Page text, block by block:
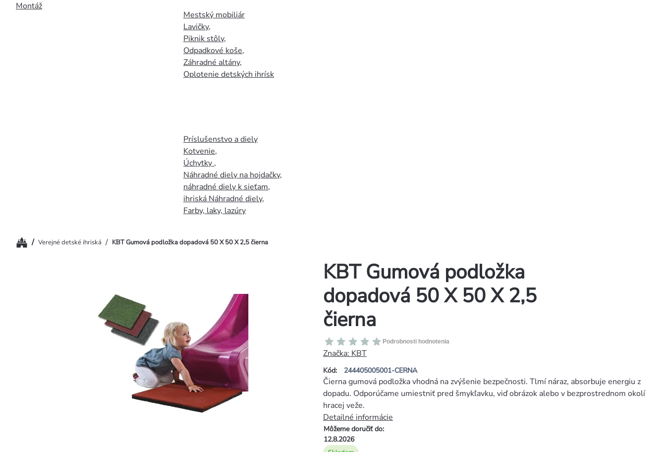
Montáž
Mestský mobiliár
Lavičky,
Piknik stôly,
Odpadkové koše,
Záhradné altány,
Oplotenie detských ihrísk
Príslušenstvo a diely
Kotvenie,
Úchytky ,
Náhradné diely na hojdačky,
náhradné diely k sieťam,
ihriská Náhradné diely,
Farby, laky, lazúry
Domov
/ Verejné detské ihriská / KBT Gumová podložka dopadová 50 X 50 X 2,5 čierna
KBT Gumová podložka
dopadová 50 X 50 X 2,5
čierna
Kód: 244405005001-CERNA
Priemerné
hodnotenie
produktu
je
0,0
z
5
hviezdičiek.
Podrobnosti hodnotenia
Značka: KBT
Môžeme doručiť do:
12.8.2026
Čierna gumová podložka vhodná na zvýšenie bezpečnosti. Tlmí náraz, absorbuje energiu z
dopadu. Odporúčame umiestniť pred šmykľavku, viď obrázok alebo v bezprostrednom okolí
hracej veže.
Detailné informácie